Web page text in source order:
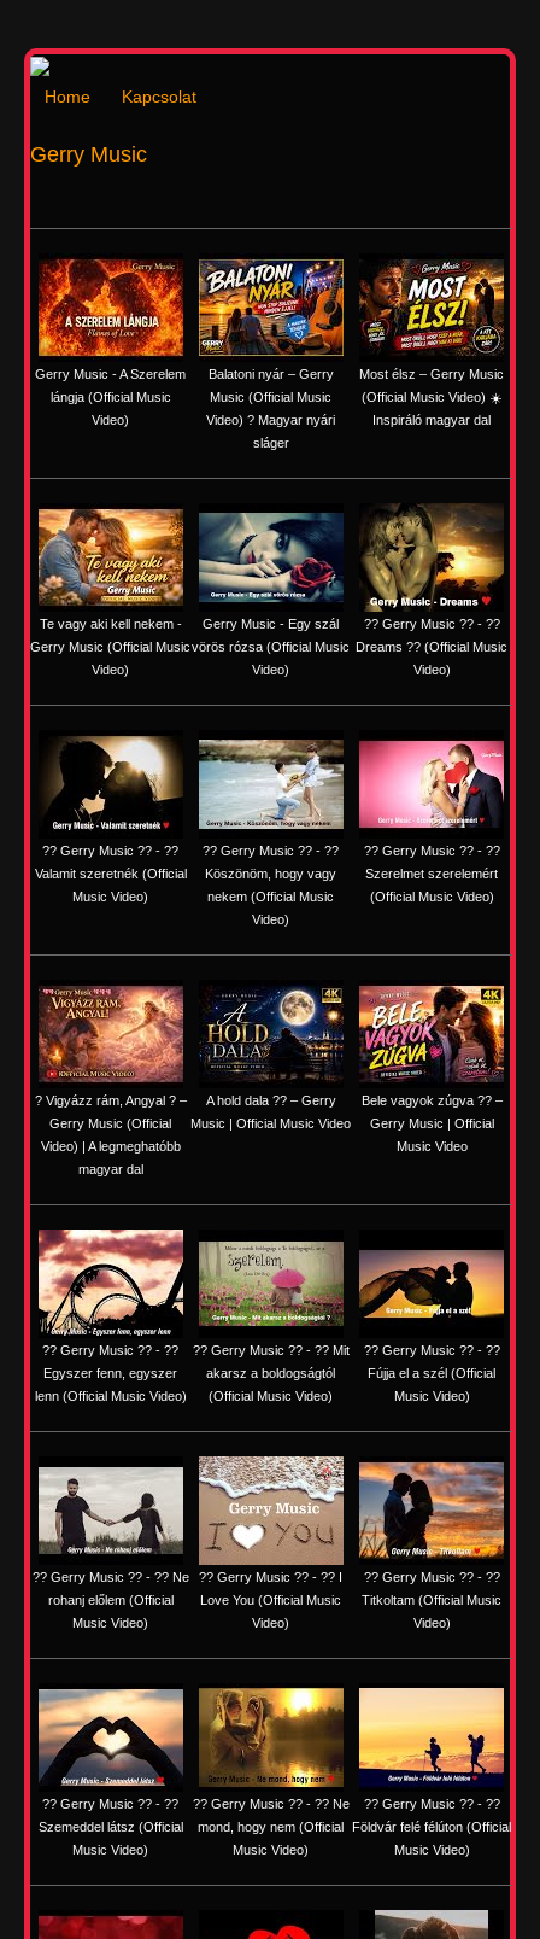
Home Kapcsolat
Gerry Music
Gerry Music - A Szerelem
lángja (Official Music
Video)
Balatoni nyár – Gerry
Music (Official Music
Video) ? Magyar nyári
sláger
Most élsz – Gerry Music
(Official Music Video) ☀️
Inspiráló magyar dal
Te vagy aki kell nekem -
Gerry Music (Official Music
Video)
Gerry Music - Egy szál
vörös rózsa (Official Music
Video)
?? Gerry Music ?? - ??
Dreams ?? (Official Music
Video)
?? Gerry Music ?? - ??
Valamit szeretnék (Official
Music Video)
?? Gerry Music ?? - ??
Köszönöm, hogy vagy
nekem (Official Music
Video)
?? Gerry Music ?? - ??
Szerelmet szerelemért
(Official Music Video)
? Vigyázz rám, Angyal ? –
Gerry Music (Official
Video) | A legmeghatóbb
magyar dal
A hold dala ?? – Gerry
Music | Official Music Video
Bele vagyok zúgva ?? –
Gerry Music | Official
Music Video
?? Gerry Music ?? - ??
Egyszer fenn, egyszer
lenn (Official Music Video)
?? Gerry Music ?? - ?? Mit
akarsz a boldogságtól
(Official Music Video)
?? Gerry Music ?? - ??
Fújja el a szél (Official
Music Video)
?? Gerry Music ?? - ?? Ne
rohanj előlem (Official
Music Video)
?? Gerry Music ?? - ?? I
Love You (Official Music
Video)
?? Gerry Music ?? - ??
Titkoltam (Official Music
Video)
?? Gerry Music ?? - ??
Szemeddel látsz (Official
Music Video)
?? Gerry Music ?? - ?? Ne
mond, hogy nem (Official
Music Video)
?? Gerry Music ?? - ??
Földvár felé félúton (Official
Music Video)